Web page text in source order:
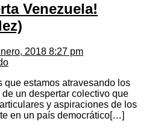
Venezuela!
2018 8:27 pm
que estamos atravesando los
un despertar colectivo que
y aspiraciones de los
en un país democrático[…]